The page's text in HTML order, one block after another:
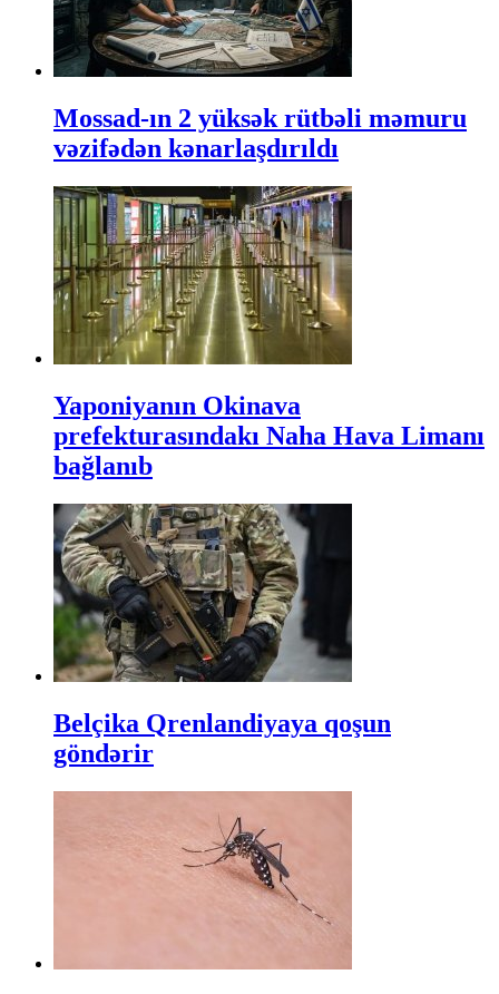
Mossad-ın 2 yüksək rütbəli məmuru
vəzifədən kənarlaşdırıldı
Yaponiyanın Okinava
prefekturasındakı Naha Hava Limanı
bağlanıb
Belçika Qrenlandiyaya qoşun
göndərir